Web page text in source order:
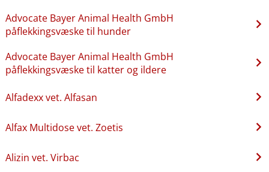
Advocate Bayer Animal Health GmbH
påflekkingsvæske til hunder
Advocate Bayer Animal Health GmbH
påflekkingsvæske til katter og ildere
Alfadexx vet. Alfasan
Alfax Multidose vet. Zoetis
Alizin vet. Virbac